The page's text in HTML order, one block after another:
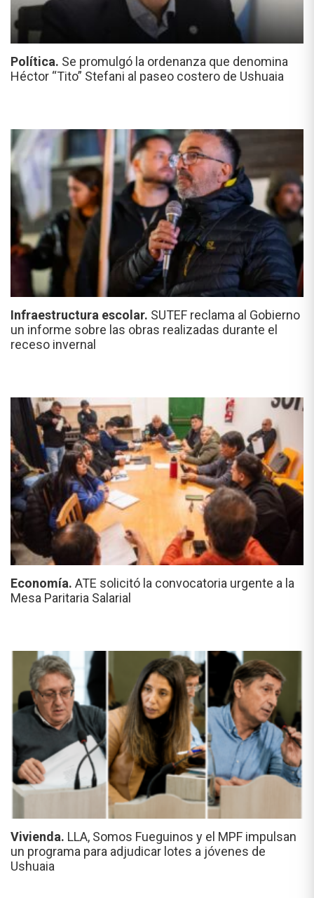
Política. Se promulgó la ordenanza que denomina
Héctor “Tito” Stefani al paseo costero de Ushuaia
Infraestructura escolar. SUTEF reclama al Gobierno
un informe sobre las obras realizadas durante el
receso invernal
Economía. ATE solicitó la convocatoria urgente a la
Mesa Paritaria Salarial
Vivienda. LLA, Somos Fueguinos y el MPF impulsan
un programa para adjudicar lotes a jóvenes de
Ushuaia